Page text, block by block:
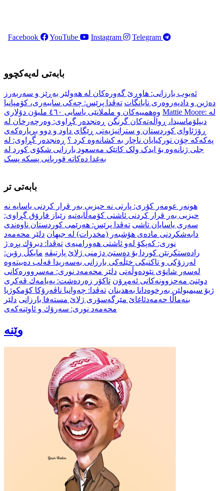
Facebook YouTube Instagram Telegram
بابەتی لەیەکچوو
ئەیوب بارزانی: هاوڕێ گەورەکان لە هەولێر بەڕێز و سەربەرز
دەژین و دادپەروەری نایانگات تەڤدا پرێس: چەکی سایبەری، کۆمپانیا
وەهمییەکان و ململانێی یاسایی ٤٦٠ ملیۆن دۆلاری Mattie Moore: لە
دیپلۆماسیدا، ڕواڵەتەکان گرنگن ڕەنجدەر گڕاوی: وەرچەرخان لە
ڕۆژئاوای کوردستان و ستراتیژیەتی ڕێگای داود و دوو بڕیارەکەی
پەکەکە چۆن تورکیایان ناچار بە کشانەوە کرد ؟ ڕەنجدەر گڕاوی: لە
جلی ژنانەوە بۆ ایدک ولک کاتێک مەسعود بارزانی شکۆی کورد لە
بەغدا دەکاتە قوربانی پسکە پسک
بابەتی تر
هونەر عومەر کۆری: پارتی نە حیزبی بەر قرار كردنی یاسایە نە
حیزبی بەر قرار كردنی ئاشتی كۆمەڵایەتیە رێباز فارۆق گڕاوی:
سەری یاسایان تاشی تەڤدا پرێس: هه‌رێمى كوردستان ناوه‌ندى
دابه‌شكردنى مادەی هۆشبەر (مخدرات) له‌ جيهان دلێر محەمەد
نوری: کەپکۆ لەو ئاشتی هەورامیەی ته‌ڤدا: دیرۆك پڕه‌ ژ
راده‌ستكرنێن كوردا بۆ ده‌ستێ دژمنی ژلاێ پارتیڤه‌ مایکڵ رۆبن:
لەرزۆکی و تاکتیکی خێڵەکی بارزانی بەسەریدا قەلب دەبیتەوە
لەسەر شانۆی نێودەوڵەتی دلێر محەمەد نوری: مەسروورەکانی
دوێنێ مەحزوونەکانی ئەمڕۆن تاكۆر زه‌رده‌شت: په‌یامه‌ك ڤه‌كری
ژبۆ سیمبولێن به‌رخوه‌دانا به‌هدینان ته‌ڤدا: چه‌وانیا ناڤه‌رۆكا كۆمكوژیا
بنه‌ماڵا حه‌مه‌دئاغاێ مێرگه‌سۆری ژلاێ مسته‌فا بارزانی دلێر
محەمەد نوری: سەرۆك و ئاوێنەکەی
وێنە